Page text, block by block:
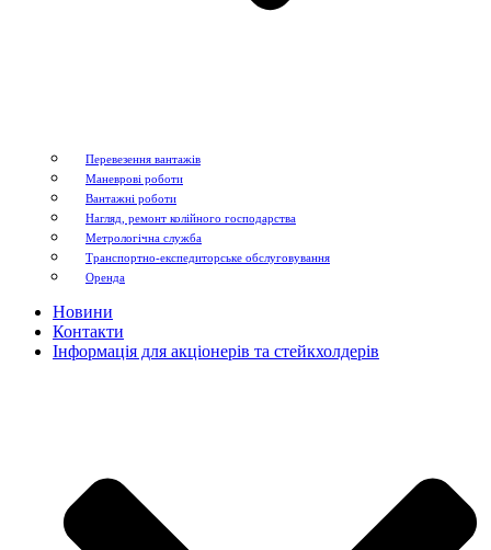
Перевезення вантажів
Маневрові роботи
Вантажні роботи
Нагляд, ремонт колійного господарства
Метрологічна служба
Транспортно-експедиторське обслуговування
Оренда
Новини
Контакти
Інформація для акціонерів та стейкхолдерів